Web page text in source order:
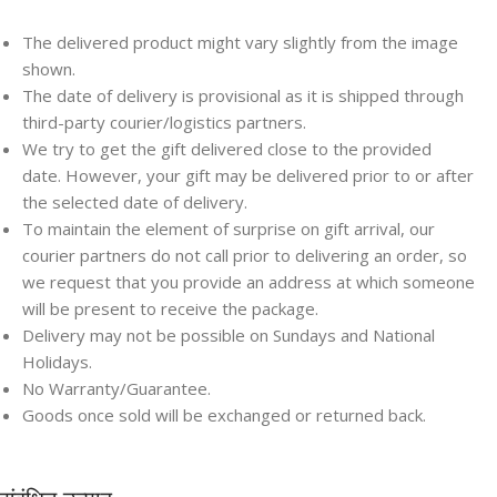
The delivered product might vary slightly from the image
shown.
The date of delivery is provisional as it is shipped through
third-party courier/logistics partners.
We try to get the gift delivered close to the provided
date. However, your gift may be delivered prior to or after
the selected date of delivery.
To maintain the element of surprise on gift arrival, our
courier partners do not call prior to delivering an order, so
we request that you provide an address at which someone
will be present to receive the package.
Delivery may not be possible on Sundays and National
Holidays.
No Warranty/Guarantee.
Goods once sold will be exchanged or returned back.